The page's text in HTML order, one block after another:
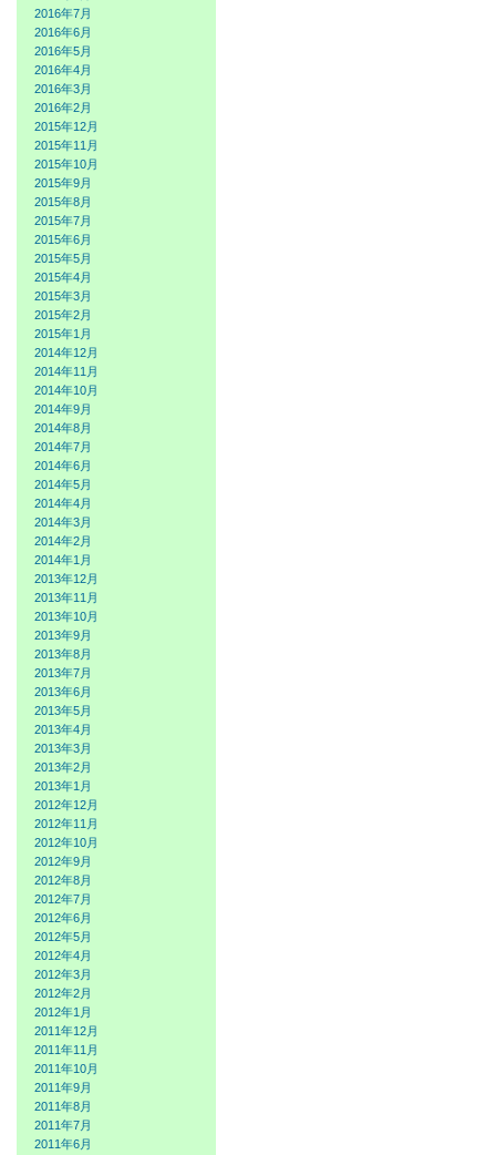
2016年7月
2016年6月
2016年5月
2016年4月
2016年3月
2016年2月
2015年12月
2015年11月
2015年10月
2015年9月
2015年8月
2015年7月
2015年6月
2015年5月
2015年4月
2015年3月
2015年2月
2015年1月
2014年12月
2014年11月
2014年10月
2014年9月
2014年8月
2014年7月
2014年6月
2014年5月
2014年4月
2014年3月
2014年2月
2014年1月
2013年12月
2013年11月
2013年10月
2013年9月
2013年8月
2013年7月
2013年6月
2013年5月
2013年4月
2013年3月
2013年2月
2013年1月
2012年12月
2012年11月
2012年10月
2012年9月
2012年8月
2012年7月
2012年6月
2012年5月
2012年4月
2012年3月
2012年2月
2012年1月
2011年12月
2011年11月
2011年10月
2011年9月
2011年8月
2011年7月
2011年6月